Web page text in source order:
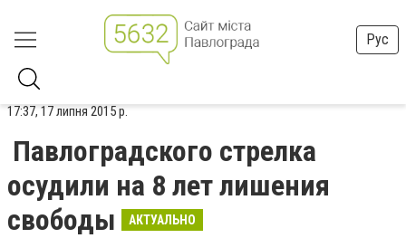
Рус
17:37, 17 липня 2015 р.
Павлоградского стрелка
осудили на 8 лет лишения
свободы
АКТУАЛЬНО